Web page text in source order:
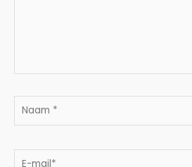
Naam
E-